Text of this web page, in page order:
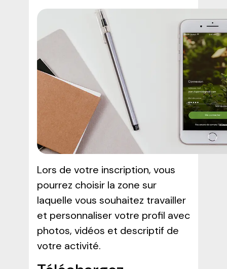
Lors de votre inscription, vous
pourrez choisir la zone sur
laquelle vous souhaitez travailler
et personnaliser votre profil avec
photos, vidéos et descriptif de
votre activité.